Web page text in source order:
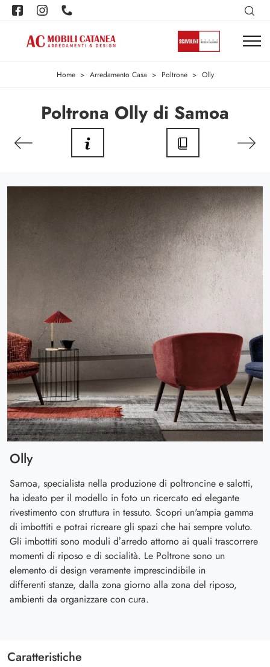
Home > Arredamento Casa > Poltrone > Olly
Poltrona Olly di Samoa
Olly
Samoa, specialista nella produzione di poltroncine e salotti,
ha ideato per il modello in foto un ricercato ed elegante
rivestimento con struttura in tessuto. Scopri un'ampia gamma
di imbottiti e potrai ricreare gli spazi che hai sempre voluto.
Gli imbottiti sono moduli d’arredo attorno ai quali trascorrere
momenti di riposo e di socialità. Le Poltrone sono un
elemento di design veramente imprescindibile in
differenti stanze, dalla zona giorno alla zona del riposo,
ambienti da organizzare con cura.
Caratteristiche